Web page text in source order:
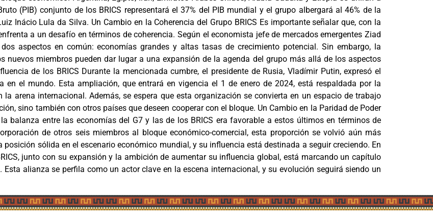
(PIB) conjunto de los BRICS representará el 37% del PIB mundial y el grupo albergará al 46% de la
Inácio Lula da Silva. Un Cambio en la Coherencia del Grupo BRICS Es importante señalar que, con la
a un desafío en términos de coherencia. Según el economista jefe de mercados emergentes Ziad
aspectos en común: economías grandes y altas tasas de crecimiento potencial. Sin embargo, la
nuevos miembros pueden dar lugar a una expansión de la agenda del grupo más allá de los aspectos
de los BRICS Durante la mencionada cumbre, el presidente de Rusia, Vladímir Putin, expresó el
en el mundo. Esta ampliación, que entrará en vigencia el 1 de enero de 2024, está respaldada por la
arena internacional. Además, se espera que esta organización se convierta en un espacio de trabajo
sino también con otros países que deseen cooperar con el bloque. Un Cambio en la Paridad de Poder
balanza entre las economías del G7 y las de los BRICS era favorable a estos últimos en términos de
de otros seis miembros al bloque económico-comercial, esta proporción se volvió aún más
sólida en el escenario económico mundial, y su influencia está destinada a seguir creciendo. En
junto con su expansión y la ambición de aumentar su influencia global, está marcando un capítulo
alianza se perfila como un actor clave en la escena internacional, y su evolución seguirá siendo un